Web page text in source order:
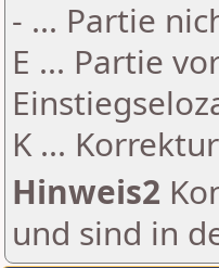
- ... Partie
E ... Partie
K ...
Hinweis2
und sind in